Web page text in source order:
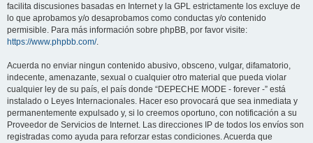
facilita discusiones basadas en Internet y la GPL estrictamente los excluye de
lo que aprobamos y/o desaprobamos como conductas y/o contenido
permisible. Para más información sobre phpBB, por favor visite:
https://www.phpbb.com/.
Acuerda no enviar ningun contenido abusivo, obsceno, vulgar, difamatorio,
indecente, amenazante, sexual o cualquier otro material que pueda violar
cualquier ley de su país, el país donde “DEPECHE MODE - forever -” está
instalado o Leyes Internacionales. Hacer eso provocará que sea inmediata y
permanentemente expulsado y, si lo creemos oportuno, con notificación a su
Proveedor de Servicios de Internet. Las direcciones IP de todos los envíos son
registradas como ayuda para reforzar estas condiciones. Acuerda que